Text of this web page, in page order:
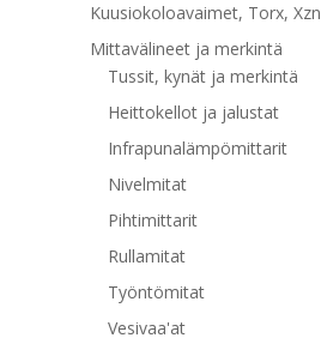
Kuusiokoloavaimet, Torx, Xzn
Mittavälineet ja merkintä
Tussit, kynät ja merkintä
Heittokellot ja jalustat
Infrapunalämpömittarit
Nivelmitat
Pihtimittarit
Rullamitat
Työntömitat
Vesivaa'at